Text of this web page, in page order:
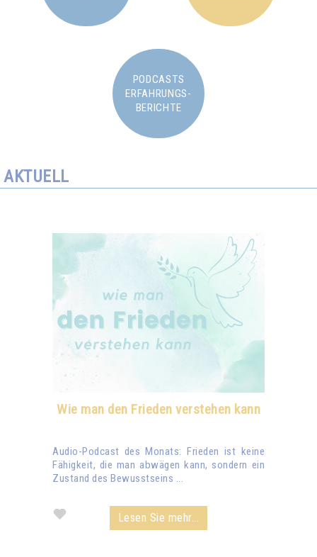
PODCASTS
ERFAHRUNGS-
BERICHTE
AKTUELL
Wie man den Frieden verstehen kann
Audio-Podcast des Monats: Frieden ist keine
Fähigkeit, die man abwägen kann, sondern ein
Zustand des Bewusstseins ...
Lesen Sie mehr...